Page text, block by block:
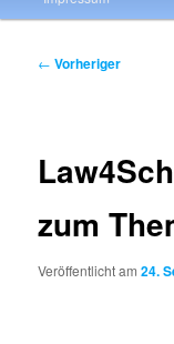
Beitragsnavigation
← Vorheriger
zum
Veröffentlicht am24.